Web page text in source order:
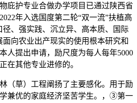
庇护专业合做办学项目已通过陕西省
年入选国度第二轮“双一流”扶植高
径、强实践、沉立异、高本质、国际
向农业出产现实的使用根本研究和
人提出申请，励尺度为每人每年5000
在其他专业进修的。
草）工程阐扬了主要感化。用于励
兼优的家庭经济坚苦学生。，③第一